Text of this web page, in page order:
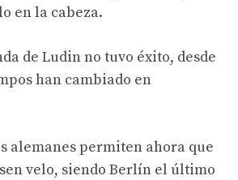
en la cabeza.
de Ludin no tuvo éxito, desde
han cambiado en
alemanes permiten ahora que
velo, siendo Berlín el último